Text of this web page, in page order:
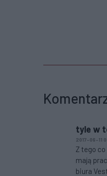
tyle w
2017-06-11
Z tego
mają
biura